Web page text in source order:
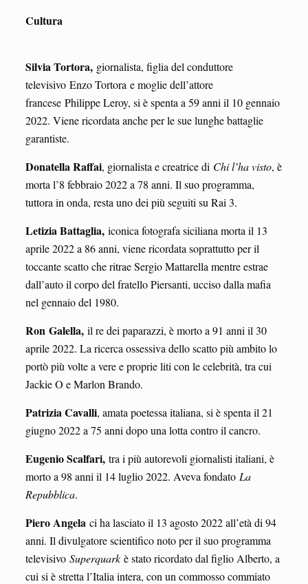
Cultura
Silvia Tortora, giornalista, figlia del conduttore
televisivo Enzo Tortora e moglie dell’attore
francese Philippe Leroy, si è spenta a 59 anni il 10 gennaio
2022. Viene ricordata anche per le sue lunghe battaglie
garantiste.
Donatella Raffai, giornalista e creatrice di Chi l’ha visto, è
morta l’8 febbraio 2022 a 78 anni. Il suo programma,
tuttora in onda, resta uno dei più seguiti su Rai 3.
Letizia Battaglia, iconica fotografa siciliana morta il 13
aprile 2022 a 86 anni, viene ricordata soprattutto per il
toccante scatto che ritrae Sergio Mattarella mentre estrae
dall’auto il corpo del fratello Piersanti, ucciso dalla mafia
nel gennaio del 1980.
Ron Galella,il re dei paparazzi, è morto a 91 anni il 30
aprile 2022. La ricerca ossessiva dello scatto più ambito lo
portò più volte a vere e proprie liti con le celebrità, tra cui
Jackie O e Marlon Brando.
Patrizia Cavalli, amata poetessa italiana, si è spenta il 21
giugno 2022 a 75 anni dopo una lotta contro il cancro.
Eugenio Scalfari, tra i più autorevoli giornalisti italiani, è
morto a 98 anni il 14 luglio 2022. Aveva fondato La
Repubblica.
Piero Angela ci ha lasciato il 13 agosto 2022 all’età di 94
anni. Il divulgatore scientifico noto per il suo programma
televisivo Superquarkè stato ricordato dal figlio Alberto, a
cui si è stretta l’Italia intera, con un commosso commiato